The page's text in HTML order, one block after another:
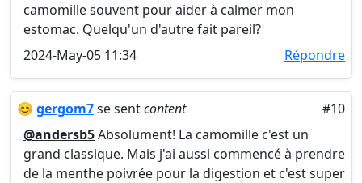
camomille souvent pour aider à calmer mon
estomac. Quelqu'un d'autre fait pareil?
2024-May-05 11:34
Répondre
😊 gergom7se sentcontent
#10
@andersb5Absolument! La camomille c'est un
grand classique. Mais j'ai aussi commencé à prendre
de la menthe poivrée pour la digestion et c'est super